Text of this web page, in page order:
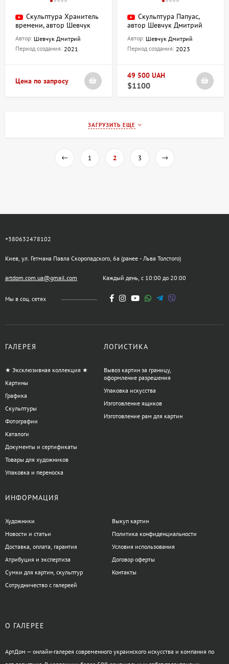
Скульптура Хранитель
времени, автор Шевчук
Автор: Шевчук Дмитрий
Период создания: 2021
Цена по запросу
Скульптура Папуас,
автор Шевчук Дмитрий
Автор: Шевчук Дмитрий
Период создания: 2023
49 500 UAH
$1100
ЗАГРУЗИТЬ ЕЩЕ
1 2 3
+380632478102
Киев, ул. Гетмана Павла Скоропадского, 6а (ранее - Льва Толстого)
artdom.com.ua@gmail.com Каждый день, с 10:00 до 20:00
Мы в соц. сетях
ГАЛЕРЕЯ
★ Эксклюзивная коллекция ★
Картины
Графика
Скульптуры
Фотографии
Каталоги
Документы и сертификаты
Товары для художников
Упаковка и переноска
ЛОГИСТИКА
Вывоз картин за границу,
оформление разрешения
Упаковка искусства
Изготовление ящиков
Изготовление рам для картин
ИНФОРМАЦИЯ
Художники
Новости и статьи
Доставка, оплата, гарантия
Атрибуция и экспертиза
Сумки для картин, скульптур
Сотрудничество с галереей
Выкуп картин
Политика конфиденциальности
Условия использования
Договор оферты
Контакты
О ГАЛЕРЕЕ
АртДом — онлайн-галерея современного украинского искусства и компания по